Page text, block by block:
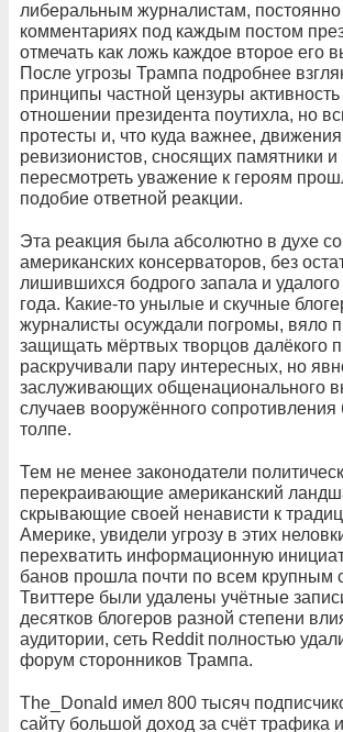
либеральным журналистам,
комментариях под каждым постом
отмечать как ложь каждое второе его
После угрозы Трампа подробнее
принципы частной цензуры активность
отношении президента поутихла, но
протесты и, что куда важнее, движения
ревизионистов, сносящих памятники
пересмотреть уважение к героям
подобие ответной реакции.
Эта реакция была абсолютно в духе
американских консерваторов, без
лишившихся бодрого запала и удалого
года. Какие-то унылые и скучные
журналисты осуждали погромы, вяло
защищать мёртвых творцов далёкого
раскручивали пару интересных, но
заслуживающих общенационального
случаев вооружённого
толпе.
Тем не менее законодатели
перекраивающие американский
скрывающие своей ненависти к
Америке, увидели угрозу в этих
перехватить информационную
банов прошла почти по всем крупным
Твиттере были удалены учётные
десятков блогеров разной степени
аудитории, сеть Reddit полностью
форум сторонников Трампа.
The_Donald имел 800 тысяч
сайту большой доход за счёт трафика